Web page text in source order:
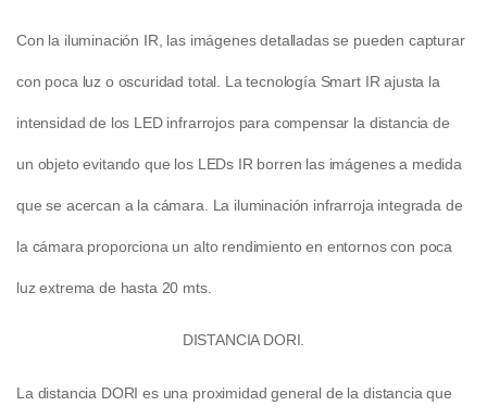
Con la iluminación IR, las imágenes detalladas se pueden capturar
con poca luz o oscuridad total. La tecnología Smart IR ajusta la
intensidad de los LED infrarrojos para compensar la distancia de
un objeto evitando que los LEDs IR borren las imágenes a medida
que se acercan a la cámara. La iluminación infrarroja integrada de
la cámara proporciona un alto rendimiento en entornos con poca
luz extrema de hasta 20 mts.
DISTANCIA DORI.
La distancia DORI es una proximidad general de la distancia que